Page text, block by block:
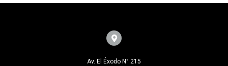
Av. El Éxodo N° 215